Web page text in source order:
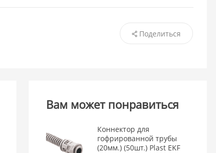
Поделиться
Вам может понравиться
Коннектор для
гофрированной трубы
(20мм.) (50шт.) Plast EKF